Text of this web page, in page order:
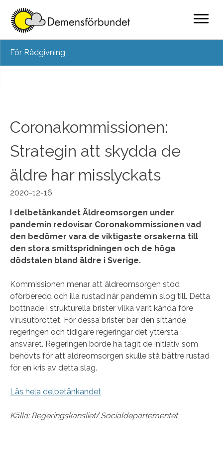
content
För Rådgivning
Coronakommissionen:
Strategin att skydda de
äldre har misslyckats
2020-12-16
I delbetänkandet Äldreomsorgen under
pandemin redovisar Coronakommissionen vad
den bedömer vara de viktigaste orsakerna till
den stora smittspridningen och de höga
dödstalen bland äldre i Sverige.
Kommissionen menar att äldreomsorgen stod
oförberedd och illa rustad när pandemin slog till. Detta
bottnade i strukturella brister vilka varit kända före
virusutbrottet. För dessa brister bär den sittande
regeringen och tidigare regeringar det yttersta
ansvaret. Regeringen borde ha tagit de initiativ som
behövts för att äldreomsorgen skulle stå bättre rustad
för en kris av detta slag.
Läs hela delbetänkandet
Källa: Regeringskansliet/Socialdepartementet